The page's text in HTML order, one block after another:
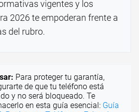
vigentes y los
2026 te empoderan frente a
del rubro.
Para proteger tu garantía,
de que tu teléfono está
y no será bloqueado. Te
en esta guía esencial: Guía